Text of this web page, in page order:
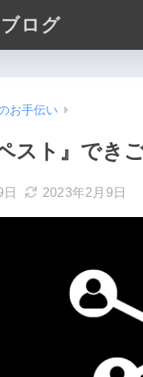
ログ
お手伝い
スト』でき
2023年2月9日